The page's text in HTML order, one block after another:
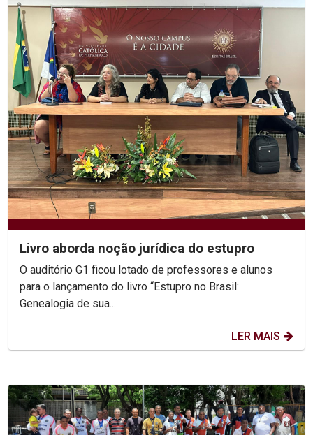
Livro aborda noção jurídica do estupro
O auditório G1 ficou lotado de professores e alunos
para o lançamento do livro “Estupro no Brasil:
Genealogia de sua...
LER MAIS